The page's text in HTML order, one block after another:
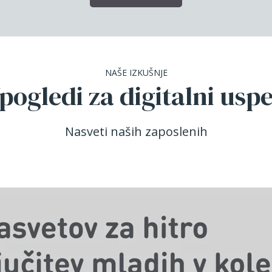
NAŠE IZKUŠNJE
za digitalni
Nasveti naših zaposlenih